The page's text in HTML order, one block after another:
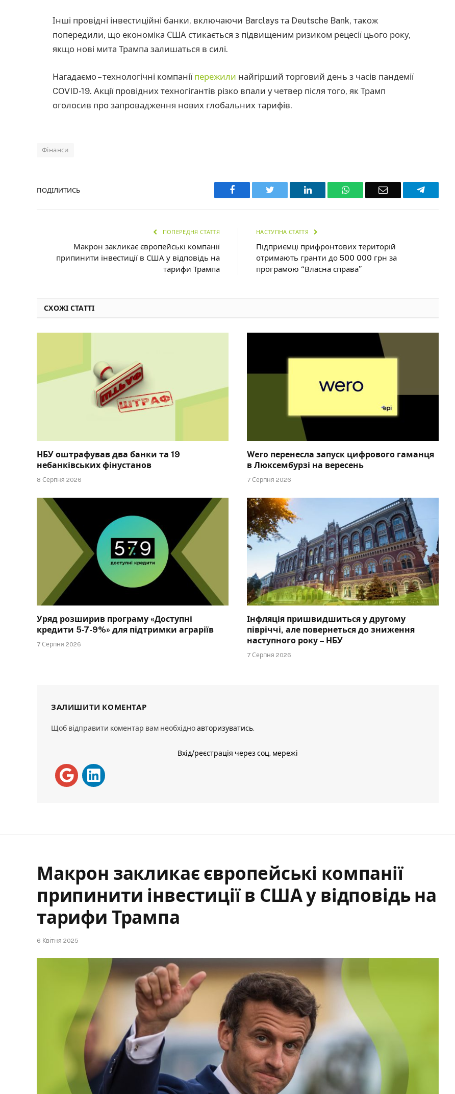
Інші провідні інвестиційні банки, включаючи Barclays та Deutsche Bank, також
попередили, що економіка США стикається з підвищеним ризиком рецесії цього року,
якщо нові мита Трампа залишаться в силі.
Нагадаємо – технологічні компанії пережили найгірший торговий день з часів пандемії
COVID-19. Акції провідних техногігантів різко впали у четвер після того, як Трамп
оголосив про запровадження нових глобальних тарифів.
Фінанси
ПОДІЛИТИСЬ Facebook Twitter LinkedIn WhatsAppEmail Telegram
ПОПЕРЕДНЯ СТАТТЯ
Макрон закликає європейські компанії
припинити інвестиції в США у відповідь на
тарифи Трампа
НАСТУПНА СТАТТЯ
Підприємці прифронтових територій
отримають гранти до 500 000 грн за
програмою “Власна справа”
СХОЖІ СТАТТІ
НБУ оштрафував два банки та 19
небанківських фінустанов
8 Серпня 2026
Wero перенесла запуск цифрового гаманця
в Люксембурзі на вересень
7 Серпня 2026
Уряд розширив програму «Доступні
кредити 5-7-9%» для підтримки аграріїв
7 Серпня 2026
Інфляція пришвидшиться у другому
півріччі, але повернеться до зниження
наступного року – НБУ
7 Серпня 2026
ЗАЛИШИТИ КОМЕНТАР
Щоб відправити коментар вам необхідноавторизуватись.
Вхід/реєстрація через соц. мережі
Макрон закликає європейські компанії
припинити інвестиції в США у відповідь на
тарифи Трампа
6 Квітня 2025